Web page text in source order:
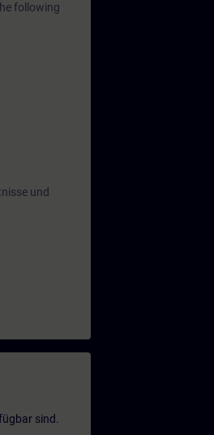
following
und
sind.